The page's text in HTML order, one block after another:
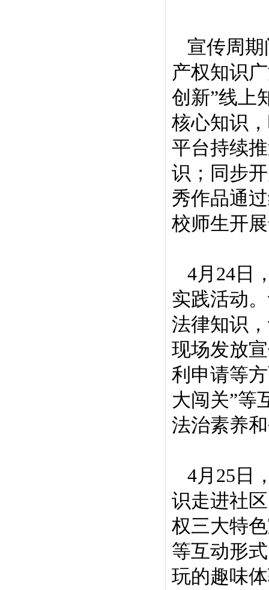
宣传周
产权知识
创新”线上
核心知识
平台持续
识；同步
秀作品通
校师生开
4月24日
实践活动
法律知识
现场发放
利申请等
大闯关”等
法治素养
4月25日
识走进社
权三大特
等互动形
玩的趣味